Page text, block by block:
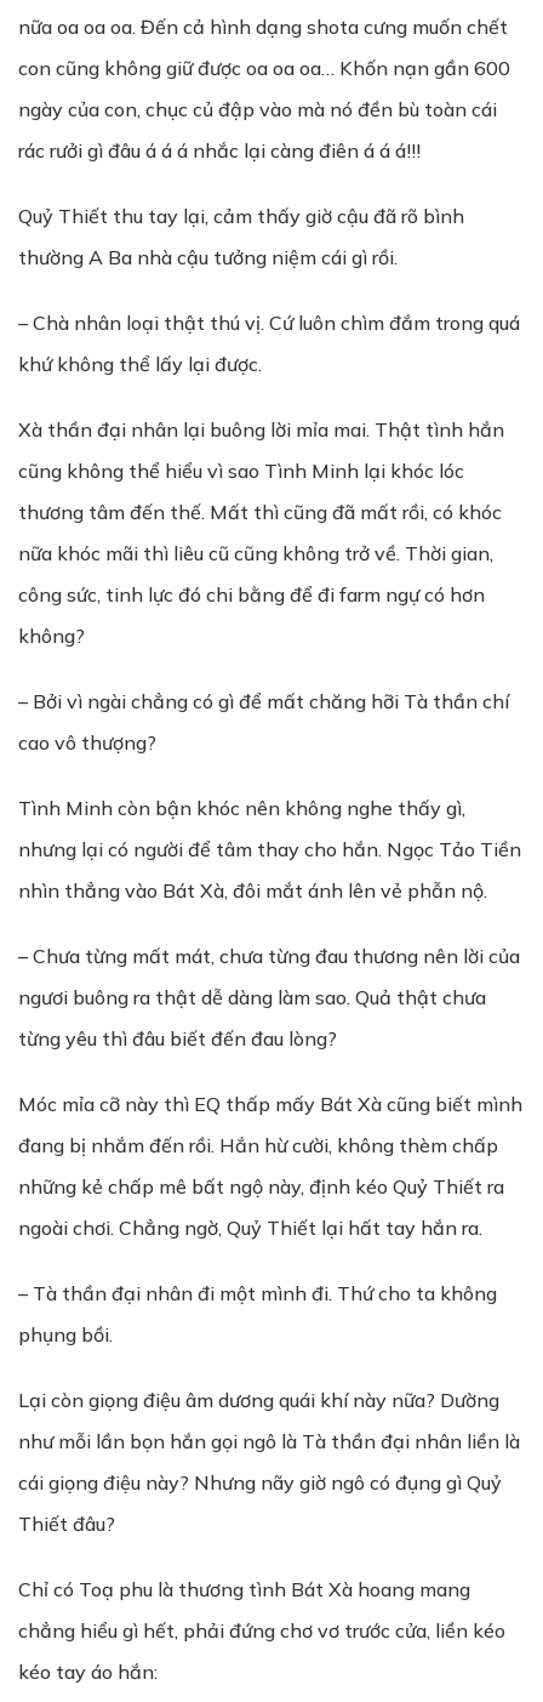
nữa oa oa oa. Đến cả hình dạng shota cưng muốn chết
con cũng không giữ được oa oa oa… Khốn nạn gần 600
ngày của con, chục củ đập vào mà nó đền bù toàn cái
rác rưởi gì đâu á á á nhắc lại càng điên á á á!!!
Quỷ Thiết thu tay lại, cảm thấy giờ cậu đã rõ bình
thường A Ba nhà cậu tưởng niệm cái gì rồi.
– Chà nhân loại thật thú vị. Cứ luôn chìm đắm trong quá
khứ không thể lấy lại được.
Xà thần đại nhân lại buông lời mỉa mai. Thật tình hắn
cũng không thể hiểu vì sao Tình Minh lại khóc lóc
thương tâm đến thế. Mất thì cũng đã mất rồi, có khóc
nữa khóc mãi thì liêu cũ cũng không trở về. Thời gian,
công sức, tinh lực đó chi bằng để đi farm ngự có hơn
không?
– Bởi vì ngài chẳng có gì để mất chăng hỡi Tà thần chí
cao vô thượng?
Tình Minh còn bận khóc nên không nghe thấy gì,
nhưng lại có người để tâm thay cho hắn. Ngọc Tảo Tiền
nhìn thẳng vào Bát Xà, đôi mắt ánh lên vẻ phẫn nộ.
– Chưa từng mất mát, chưa từng đau thương nên lời của
ngươi buông ra thật dễ dàng làm sao. Quả thật chưa
từng yêu thì đâu biết đến đau lòng?
Móc mỉa cỡ này thì EQ thấp mấy Bát Xà cũng biết mình
đang bị nhắm đến rồi. Hắn hừ cười, không thèm chấp
những kẻ chấp mê bất ngộ này, định kéo Quỷ Thiết ra
ngoài chơi. Chẳng ngờ, Quỷ Thiết lại hất tay hắn ra.
– Tà thần đại nhân đi một mình đi. Thứ cho ta không
phụng bồi.
Lại còn giọng điệu âm dương quái khí này nữa? Dường
như mỗi lần bọn hắn gọi ngô là Tà thần đại nhân liền là
cái giọng điệu này? Nhưng nãy giờ ngô có đụng gì Quỷ
Thiết đâu?
Chỉ có Toạ phu là thương tình Bát Xà hoang mang
chẳng hiểu gì hết, phải đứng chơ vơ trước cửa, liền kéo
kéo tay áo hắn: